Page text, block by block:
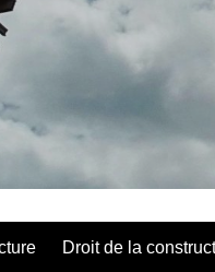
Droit de la